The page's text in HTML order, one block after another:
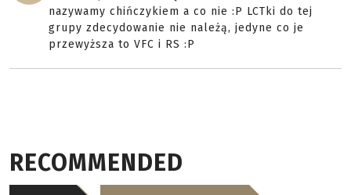
nazywamy chińczykiem a co nie :P LCTki do tej
grupy zdecydowanie nie należą, jedyne co je
przewyższa to VFC i RS :P
RECOMMENDED